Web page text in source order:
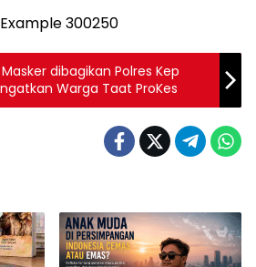
dibagikan Polres Kep
Warga Taat ProKes